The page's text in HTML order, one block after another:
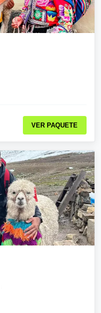
VER PAQUETE